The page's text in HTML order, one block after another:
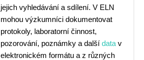
jejich vyhledávání a sdílení. V ELN
mohou výzkumníci dokumentovat
protokoly, laboratorní činnost,
pozorování, poznámky a další data v
elektronickém formátu a z různých